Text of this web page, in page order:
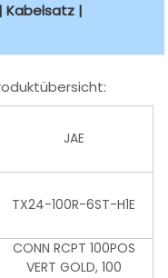
Kabelsatz |
JAE
TX24-100R-6ST-H1E
CONN RCPT 100POS
VERT GOLD, 100